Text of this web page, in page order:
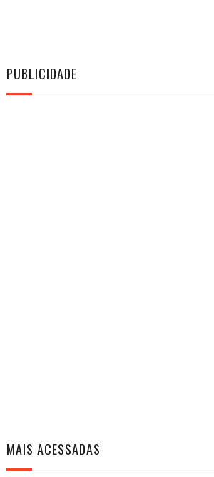
PUBLICIDADE
MAIS ACESSADAS